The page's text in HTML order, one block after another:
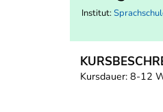
Institut:
Kursdauer: 8-12